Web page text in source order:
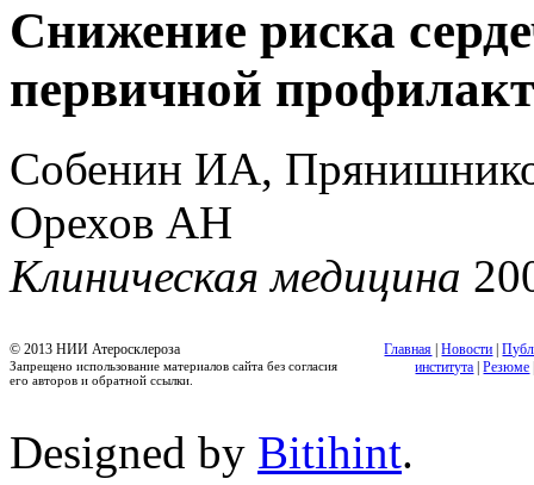
Снижение риска
первичной
Собенин ИА,
Орехов АН
Клиническая медицина
© 2013 НИИ Атеросклероза
Запрещено использование материалов сайта без согласия
его авторов и обратной ссылки.
Главная |Новости |
института |Резюме
Designed by Bitihint.